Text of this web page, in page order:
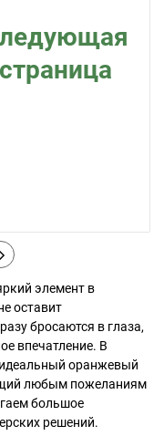
страница
элемент в
оставит
бросаются в глаза,
впечатление. В
оранжевый
любым пожеланиям
большое
решений.